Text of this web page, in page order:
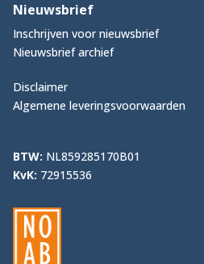
Nieuwsbrief
Inschrijven voor nieuwsbrief
Nieuwsbrief archief
Disclaimer
Algemene leveringsvoorwaarden
BTW: NL859285170B01
KvK: 72915536